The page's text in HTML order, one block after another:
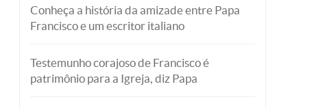
Conheça a história da amizade entre Papa
Francisco e um escritor italiano
Testemunho corajoso de Francisco é
patrimônio para a Igreja, diz Papa